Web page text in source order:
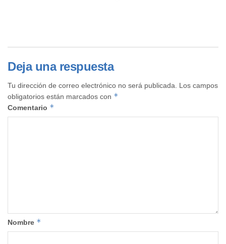
Deja una respuesta
Tu dirección de correo electrónico no será publicada.
Los campos
obligatorios están marcados con *
Comentario *
Nombre *